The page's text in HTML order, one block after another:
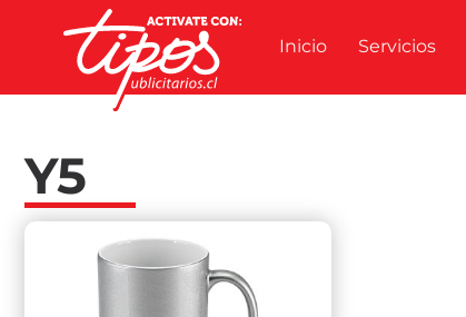
Inicio Servicios
Y5